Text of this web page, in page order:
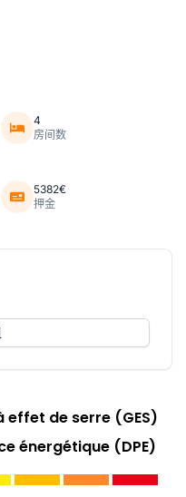
4
房间数
5382€
押金
effet de serre (GES)
énergétique (DPE)